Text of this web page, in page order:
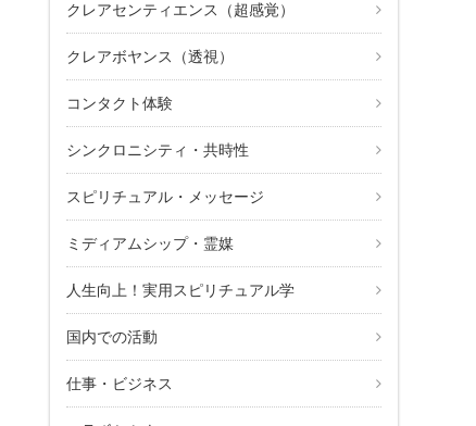
クレアセンティエンス（超感覚）
クレアボヤンス（透視）
コンタクト体験
シンクロニシティ・共時性
スピリチュアル・メッセージ
ミディアムシップ・霊媒
人生向上！実用スピリチュアル学
国内での活動
仕事・ビジネス